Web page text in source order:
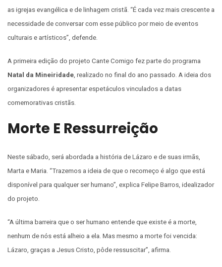
as igrejas evangélica e de linhagem cristã. “É cada vez mais crescente a
necessidade de conversar com esse público por meio de eventos
culturais e artísticos”, defende.
A primeira edição do projeto Cante Comigo fez parte do programa
Natal da Mineiridade , realizado no final do ano passado. A ideia dos
organizadores é apresentar espetáculos vinculados a datas
comemorativas cristãs.
Morte E Ressurreição
Neste sábado, será abordada a história de Lázaro e de suas irmãs,
Marta e Maria. “Trazemos a ideia de que o recomeço é algo que está
disponível para qualquer ser humano”, explica Felipe Barros, idealizador
do projeto.
“A última barreira que o ser humano entende que existe é a morte,
nenhum de nós está alheio a ela. Mas mesmo a morte foi vencida:
Lázaro, graças a Jesus Cristo, pôde ressuscitar”, afirma.